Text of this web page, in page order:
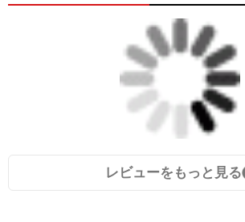
レビューをもっと見る